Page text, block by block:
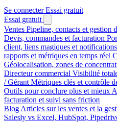
Se connecterEssai gratuit
Essai gratuit
Ventes Pipeline, contacts et gestion
Devis, commandes et facturation
client, liens magiques et notifications
rapports et métriques en temps réel
Géolocalisation, zones de
Directeur commercial Visibilité
/ Gérant Métriques clés et contrôle
Outils pour conclure plus et mieux
facturation et suivi sans friction
Blog Articles sur les ventes et la
Salesly vs Excel, HubSpot,